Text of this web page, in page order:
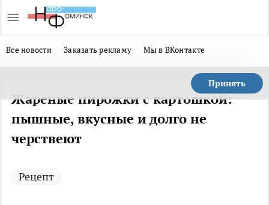
Все новости Заказать рекламу Мы в ВКонтакте
Принять
Жареные пирожки с картошкой:
пышные, вкусные и долго не
черствеют
Рецепт